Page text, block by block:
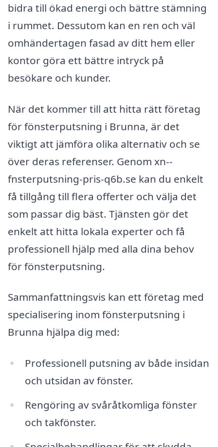
bidra till ökad energi och bättre stämning
i rummet. Dessutom kan en ren och väl
omhändertagen fasad av ditt hem eller
kontor göra ett bättre intryck på
besökare och kunder.
När det kommer till att hitta rätt företag
för fönsterputsning i Brunna, är det
viktigt att jämföra olika alternativ och se
över deras referenser. Genom xn--
fnsterputsning-pris-q6b.se kan du enkelt
få tillgång till flera offerter och välja det
som passar dig bäst. Tjänsten gör det
enkelt att hitta lokala experter och få
professionell hjälp med alla dina behov
för fönsterputsning.
Sammanfattningsvis kan ett företag med
specialisering inom fönsterputsning i
Brunna hjälpa dig med:
Professionell putsning av både insidan
och utsidan av fönster.
Rengöring av svåråtkomliga fönster
och takfönster.